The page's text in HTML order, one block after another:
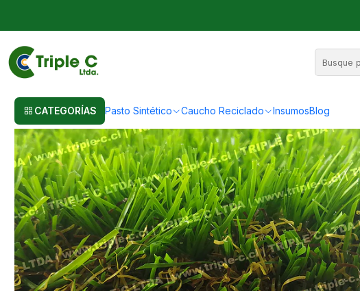
CATEGORÍAS Pasto Sintético Caucho Reciclado InsumosBlog
35mm Premium - Césped